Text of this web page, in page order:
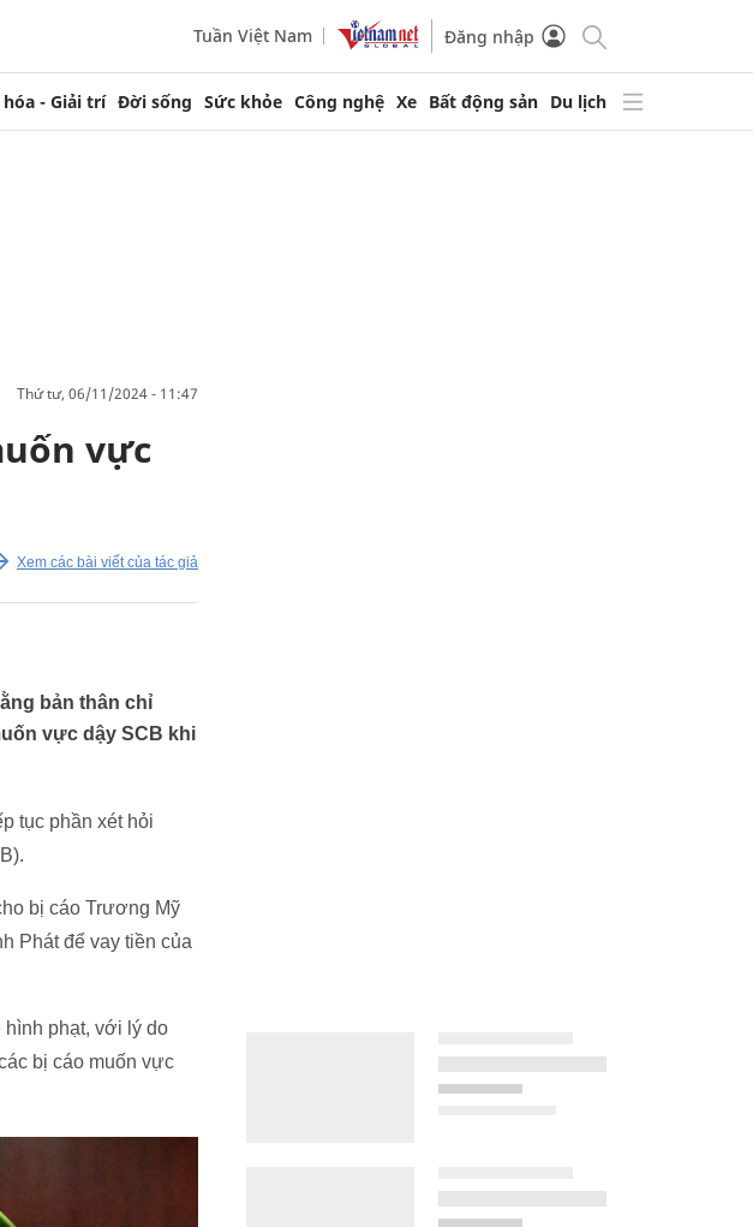
Tuần Việt Nam Đăng nhập
hóa - Giải trí Đời sống Sức khỏe Công nghệ Xe Bất động sản Du lịch
thứ tư, 06/11/2024 - 11:47
vực
Xem các bài viết của tác giả
bản thân chỉ
vực dậy SCB khi
tục phần xét hỏi
bị cáo Trương Mỹ
Phát để vay tiền của
hình phạt, với lý do
bị cáo muốn vực